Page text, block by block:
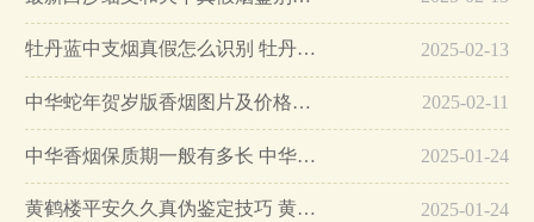
牡丹蓝中支烟真假怎么识别 牡丹蓝中支烟真假鉴别带图… 2025-02-13
中华蛇年贺岁版香烟图片及价格大全… 2025-02-11
中华香烟保质期一般有多长 中华香烟保质期在哪里看的… 2025-01-24
黄鹤楼平安久久真伪鉴定技巧 黄鹤楼平安久久二维码在哪里… 2025-01-24